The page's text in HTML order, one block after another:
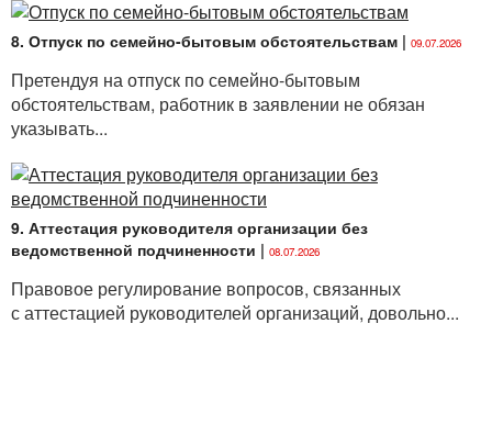
8. Отпуск по семейно-бытовым обстоятельствам | 09.07.2026
Претендуя на отпуск по семейно-бытовым
обстоятельствам, работник в заявлении не обязан
указывать...
9. Аттестация руководителя организации без
ведомственной подчиненности | 08.07.2026
Правовое регулирование вопросов, связанных
с аттестацией руководителей организаций, довольно...